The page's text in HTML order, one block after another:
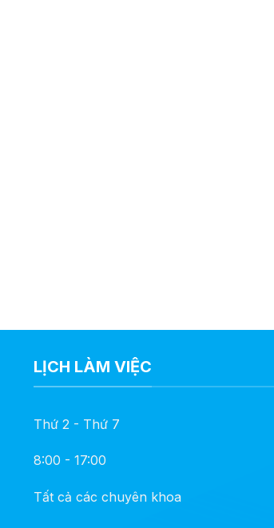
LỊCH LÀM VIỆC
Thứ 2 - Thứ 7
8:00 - 17:00
Tất cả các chuyên khoa